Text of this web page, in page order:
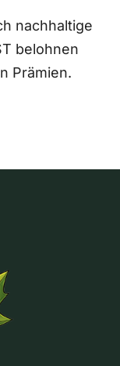
nachhaltige
belohnen
Prämien.